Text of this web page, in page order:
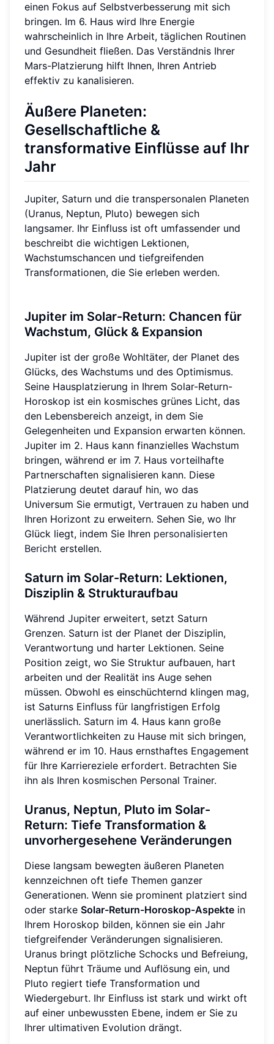
einen Fokus auf Selbstverbesserung mit sich
bringen. Im 6. Haus wird Ihre Energie
wahrscheinlich in Ihre Arbeit, täglichen Routinen
und Gesundheit fließen. Das Verständnis Ihrer
Mars-Platzierung hilft Ihnen, Ihren Antrieb
effektiv zu kanalisieren.
Äußere Planeten:
Gesellschaftliche &
transformative Einflüsse auf Ihr
Jahr
Jupiter, Saturn und die transpersonalen Planeten
(Uranus, Neptun, Pluto) bewegen sich
langsamer. Ihr Einfluss ist oft umfassender und
beschreibt die wichtigen Lektionen,
Wachstumschancen und tiefgreifenden
Transformationen, die Sie erleben werden.
Jupiter im Solar-Return: Chancen für
Wachstum, Glück & Expansion
Jupiter ist der große Wohltäter, der Planet des
Glücks, des Wachstums und des Optimismus.
Seine Hausplatzierung in Ihrem Solar-Return-
Horoskop ist ein kosmisches grünes Licht, das
den Lebensbereich anzeigt, in dem Sie
Gelegenheiten und Expansion erwarten können.
Jupiter im 2. Haus kann finanzielles Wachstum
bringen, während er im 7. Haus vorteilhafte
Partnerschaften signalisieren kann. Diese
Platzierung deutet darauf hin, wo das
Universum Sie ermutigt, Vertrauen zu haben und
Ihren Horizont zu erweitern. Sehen Sie, wo Ihr
Glück liegt, indem Sie Ihren personalisierten
Bericht erstellen.
Saturn im Solar-Return: Lektionen,
Disziplin & Strukturaufbau
Während Jupiter erweitert, setzt Saturn
Grenzen. Saturn ist der Planet der Disziplin,
Verantwortung und harter Lektionen. Seine
Position zeigt, wo Sie Struktur aufbauen, hart
arbeiten und der Realität ins Auge sehen
müssen. Obwohl es einschüchternd klingen mag,
ist Saturns Einfluss für langfristigen Erfolg
unerlässlich. Saturn im 4. Haus kann große
Verantwortlichkeiten zu Hause mit sich bringen,
während er im 10. Haus ernsthaftes Engagement
für Ihre Karriereziele erfordert. Betrachten Sie
ihn als Ihren kosmischen Personal Trainer.
Uranus, Neptun, Pluto im Solar-
Return: Tiefe Transformation &
unvorhergesehene Veränderungen
Diese langsam bewegten äußeren Planeten
kennzeichnen oft tiefe Themen ganzer
Generationen. Wenn sie prominent platziert sind
oder starke Solar-Return-Horoskop-Aspekte in
Ihrem Horoskop bilden, können sie ein Jahr
tiefgreifender Veränderungen signalisieren.
Uranus bringt plötzliche Schocks und Befreiung,
Neptun führt Träume und Auflösung ein, und
Pluto regiert tiefe Transformation und
Wiedergeburt. Ihr Einfluss ist stark und wirkt oft
auf einer unbewussten Ebene, indem er Sie zu
Ihrer ultimativen Evolution drängt.